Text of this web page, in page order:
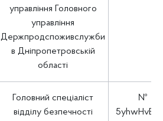
управління Головного
управління
Держпродспоживслужби
в Дніпропетровській
області
Головний спеціаліст
відділу безпечності
№